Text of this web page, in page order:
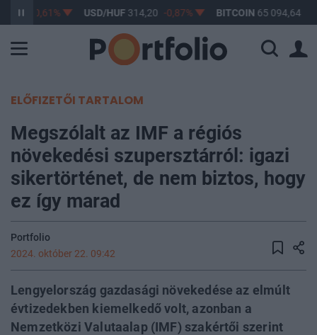
-0,61% USD/HUF314,20 -0,87% BITCOIN65 094,64
ELŐFIZETŐI TARTALOM
Megszólalt az IMF a régiós
növekedési szupersztárról: igazi
sikertörténet, de nem biztos, hogy
ez így marad
Portfolio
2024. október 22. 09:42
Lengyelország gazdasági növekedése az elmúlt
évtizedekben kiemelkedő volt, azonban a
Nemzetközi Valutaalap (IMF) szakértői szerint